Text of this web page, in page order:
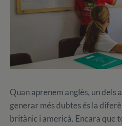
Quan aprenem anglès, un dels
generar més dubtes és la
britànic i americà. Encara que